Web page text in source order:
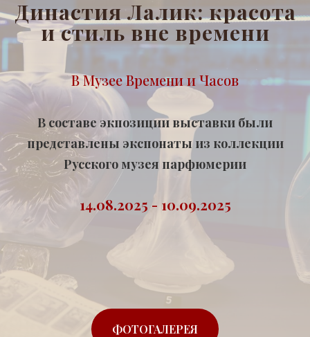
Династия Лалик: красота
и стиль вне времени
В Музее Времени и Часов
В составе экпозиции выставки были
представлены экспонаты из коллекции
Русского музея парфюмерии
14.08.2025 - 10.09.2025
ФОТОГАЛЕРЕЯ